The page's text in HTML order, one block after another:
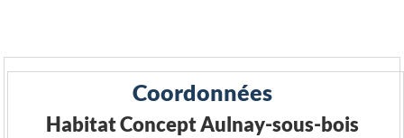
Coordonnées
Habitat Concept Aulnay-sous-bois